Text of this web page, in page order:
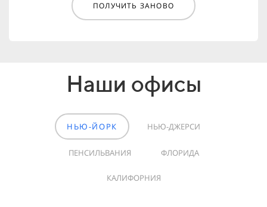
ПОЛУЧИТЬ ЗАНОВО
Наши офисы
НЬЮ-ЙОРК НЬЮ-ДЖЕРСИ
ПЕНСИЛЬВАНИЯ ФЛОРИДА
КАЛИФОРНИЯ